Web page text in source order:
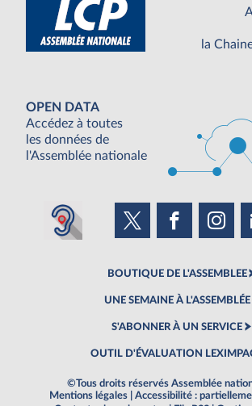
la
OPEN DATA
Accédez à toutes
les données de
l'Assemblée nationale
BOUTIQUE DE L'ASSEMBLEE
UNE SEMAINE À L'ASSEMBLÉE
S'ABONNER À UN SERVICE
OUTIL D'ÉVALUATION
©Tous droits réservés Assemblée
Mentions légales
Accessibilité :